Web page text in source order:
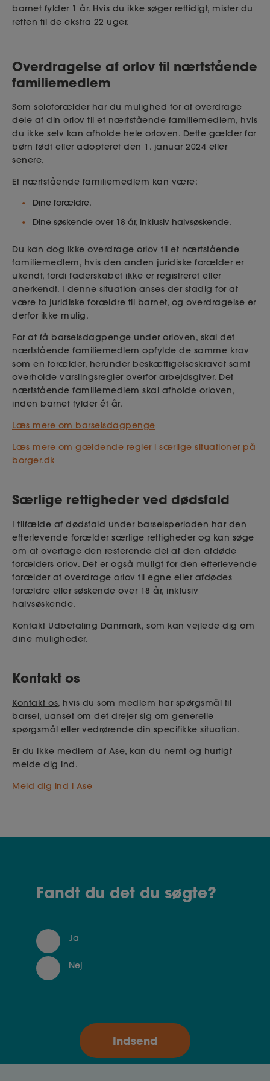
barnet fylder 1 år. Hvis du ikke søger rettidigt, mister du
retten til de ekstra 22 uger.
Overdragelse af orlov til nærtstående
familiemedlem
Som soloforælder har du mulighed for at overdrage
dele af din orlov til et nærtstående familiemedlem, hvis
du ikke selv kan afholde hele orloven. Dette gælder for
børn født eller adopteret den 1. januar 2024 eller
senere.
Et nærtstående familiemedlem kan være:
Dine forældre.
Dine søskende over 18 år, inklusiv halvsøskende.
Du kan dog ikke overdrage orlov til et nærtstående
familiemedlem, hvis den anden juridiske forælder er
ukendt, fordi faderskabet ikke er registreret eller
anerkendt. I denne situation anses der stadig for at
være to juridiske forældre til barnet, og overdragelse er
derfor ikke mulig.
For at få barselsdagpenge under orloven, skal det
nærtstående familiemedlem opfylde de samme krav
som en forælder, herunder beskæftigelseskravet samt
overholde varslingsregler overfor arbejdsgiver. Det
nærtstående familiemedlem skal afholde orloven,
inden barnet fylder ét år.
Læs mere om barselsdagpenge
Læs mere om gældende regler i særlige situationer på
borger.dk
Særlige rettigheder ved dødsfald
I tilfælde af dødsfald under barselsperioden har den
efterlevende forælder særlige rettigheder og kan søge
om at overtage den resterende del af den afdøde
forælders orlov. Det er også muligt for den efterlevende
forælder at overdrage orlov til egne eller afdødes
forældre eller søskende over 18 år, inklusiv
halvsøskende.
Kontakt Udbetaling Danmark, som kan vejlede dig om
dine muligheder.
Kontakt os
Kontakt os, hvis du som medlem har spørgsmål til
barsel, uanset om det drejer sig om generelle
spørgsmål eller vedrørende din specifikke situation.
Er du ikke medlem af Ase, kan du nemt og hurtigt
melde dig ind.
Meld dig ind i Ase
Fandt du det du søgte?
Ja
Nej